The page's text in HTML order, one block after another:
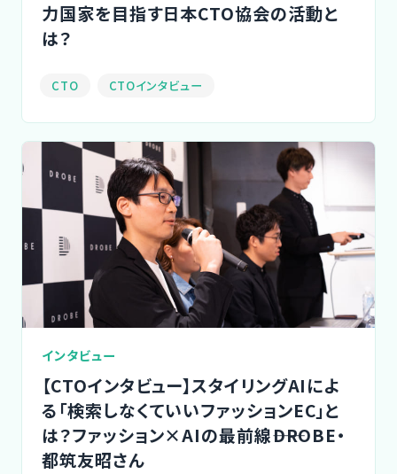
力国家を目指す日本CTO協会の活動と
は？
CTO CTOインタビュー
インタビュー
【CTOインタビュー】スタイリングAIによ
る「検索しなくていいファッションEC」と
は？ファッション×AIの最前線――DROBE・
都筑友昭さん